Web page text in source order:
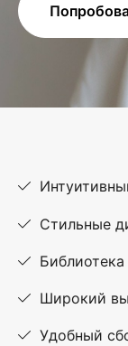
Стильные
Широкий
Удобный